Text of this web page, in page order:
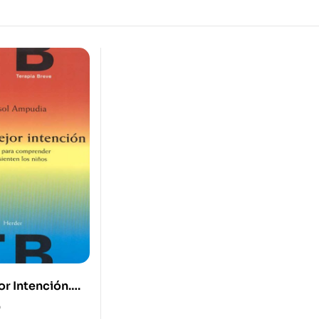
Intención.